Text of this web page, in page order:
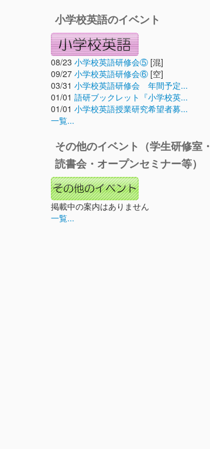
小学校英語のイベント
08/23 小学校英語研修会⑤ [混]
09/27 小学校英語研修会⑥ [空]
03/31 小学校英語研修会 年間予定...
01/01 語研ブックレット『小学校英...
01/01 小学校英語授業研究希望者募...
一覧...
その他のイベント（学生研修室・
読書会・オープンセミナー等）
掲載中の案内はありません
一覧...